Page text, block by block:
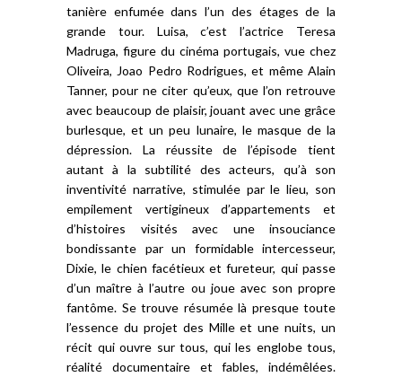
tanière enfumée dans l’un des étages de la
grande tour. Luisa, c’est l’actrice Teresa
Madruga, figure du cinéma portugais, vue chez
Oliveira, Joao Pedro Rodrigues, et même Alain
Tanner, pour ne citer qu’eux, que l’on retrouve
avec beaucoup de plaisir, jouant avec une grâce
burlesque, et un peu lunaire, le masque de la
dépression. La réussite de l’épisode tient
autant à la subtilité des acteurs, qu’à son
inventivité narrative, stimulée par le lieu, son
empilement vertigineux d’appartements et
d’histoires visités avec une insouciance
bondissante par un formidable intercesseur,
Dixie, le chien facétieux et fureteur, qui passe
d’un maître à l’autre ou joue avec son propre
fantôme. Se trouve résumée là presque toute
l’essence du projet des Mille et une nuits, un
récit qui ouvre sur tous, qui les englobe tous,
réalité documentaire et fables, indémêlées.